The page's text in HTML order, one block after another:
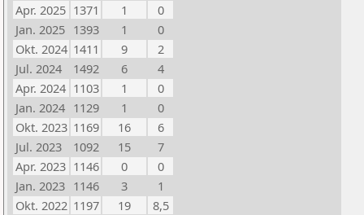
Apr. 2025 1371 1
0
Jan. 2025 1393 1
0
Okt. 2024 1411 9
2
Jul. 2024
1492 6
4
Apr. 2024 1103 1
0
Jan. 2024 1129 1
0
Okt. 2023 1169 16
6
Jul. 2023
1092 15
7
Apr. 2023 1146 0
0
Jan. 2023 1146 3
1
Okt. 2022 1197 19
8,5